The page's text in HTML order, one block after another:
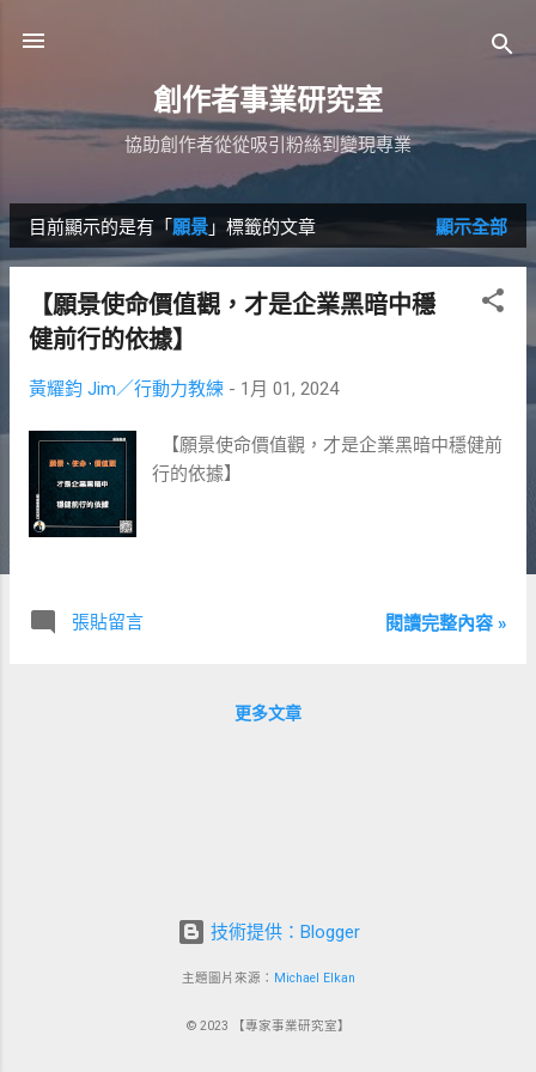
創作者事業研究室
協助創作者從從吸引粉絲到變現專業
發
文
目前顯示的是有「 願景 」標籤的文章 顯示全部
【願景使命價值觀，才是企業黑暗中穩
健前行的依據】
黃耀鈞 Jim／行動力教練 - 1月 01, 2024
【願景使命價值觀，才是企業黑暗中穩健前
行的依據】
張貼留言 閱讀完整內容 »
更多文章
技術提供：Blogger
主題圖片來源： Michael Elkan
© 2023 【專家事業研究室】